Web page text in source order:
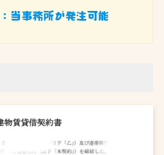
当事務所が発注可能